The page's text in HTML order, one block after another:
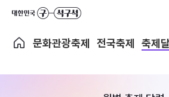
문화관광축제 전국축제 축제